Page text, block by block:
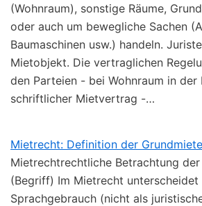
(Wohnraum), sonstige Räume,
oder auch um bewegliche Sachen
Baumaschinen usw.) handeln.
Mietobjekt. Die vertraglichen
den Parteien - bei Wohnraum in der
schriftlicher Mietvertrag -…
Mietrecht: Definition der Grundmiete
Mietrechtrechtliche Betrachtung
(Begriff) Im Mietrecht unterscheidet
Sprachgebrauch (nicht als